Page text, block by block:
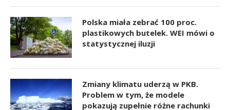
Polska miała zebrać 100 proc.
plastikowych butelek. WEI mówi o
statystycznej iluzji
Zmiany klimatu uderzą w PKB.
Problem w tym, że modele
pokazują zupełnie różne rachunki